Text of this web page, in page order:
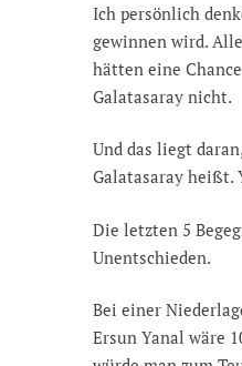
Ich persönlich
gewinnen wird.
hätten eine
Galatasaray nicht.
Und das liegt
Galatasaray heißt.
Die letzten 5
Unentschieden.
Bei einer
Ersun Yanal wäre